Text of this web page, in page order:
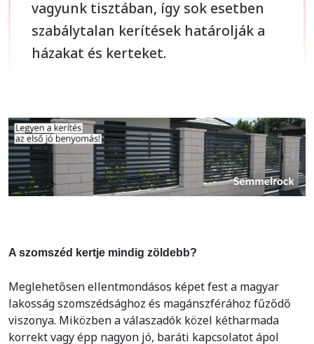
vagyunk tisztában, így sok esetben
szabálytalan kerítések határolják a
házakat és kerteket.
A szomszéd kertje mindig zöldebb?
Meglehetősen ellentmondásos képet fest a magyar
lakosság szomszédsághoz és magánszférához fűződő
viszonya. Miközben a válaszadók közel kétharmada
korrekt vagy épp nagyon jó, baráti kapcsolatot ápol